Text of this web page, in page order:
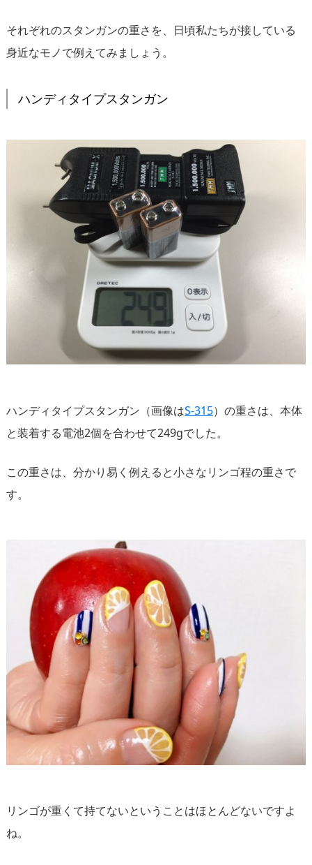
それぞれのスタンガンの重さを、日頃私たちが接している
身近なモノで例えてみましょう。
ハンディタイプスタンガン
ハンディタイプスタンガン（画像はS-315）の重さは、本体
と装着する電池2個を合わせて249gでした。
この重さは、分かり易く例えると小さなリンゴ程の重さで
す。
リンゴが重くて持てないということはほとんどないですよ
ね。